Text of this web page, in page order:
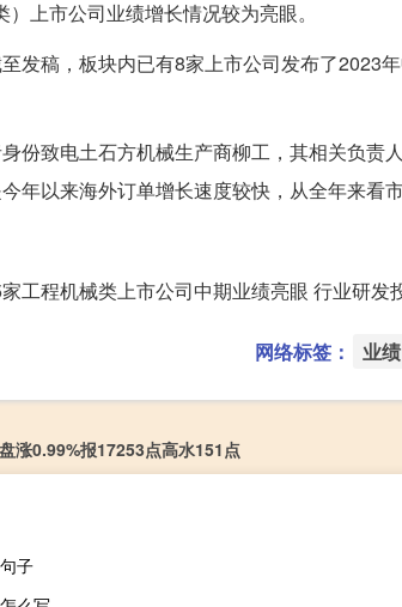
）上市公司业绩增长情况较为亮眼。
发稿，板块内已有8家上市公司发布了2023
份致电土石方机械生产商柳工，其相关负
年以来海外订单增长速度较快，从全年来看
工程机械类上市公司中期业绩亮眼 行业研发
网络标签： 业绩
涨0.99%报17253点高水151点
子